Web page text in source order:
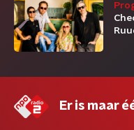
Er is maar